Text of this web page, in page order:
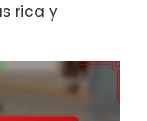
rica y